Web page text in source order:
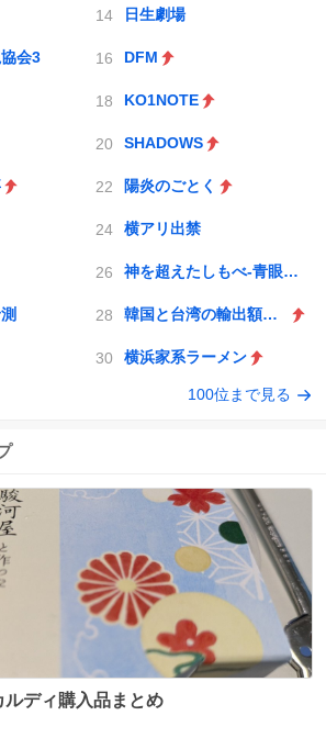
日生劇場
会3 DFM
KO1NOTE
SHADOWS
陽炎のごとく
横アリ出禁
神を超えたしもべ-青眼の究極竜
韓国と台湾の輸出額ともに初の日本超え
横浜家系ラーメン
100位まで見る
ディ購入品まとめ